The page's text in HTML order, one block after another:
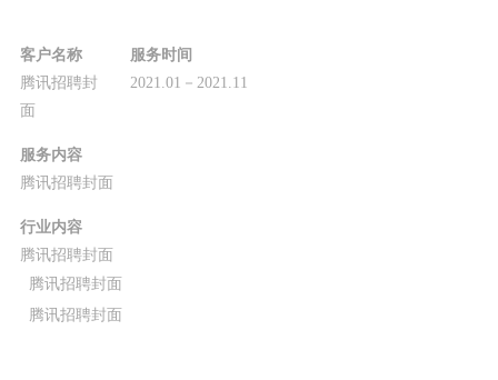
客户名称
腾讯招聘封
面
服务时间
2021.01－2021.11
服务内容
腾讯招聘封面
行业内容
腾讯招聘封面
腾讯招聘封面
腾讯招聘封面